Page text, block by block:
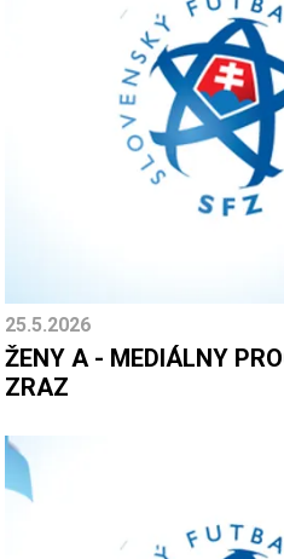
25.5.2026
ŽENY A - MEDIÁLNY
ZRAZ